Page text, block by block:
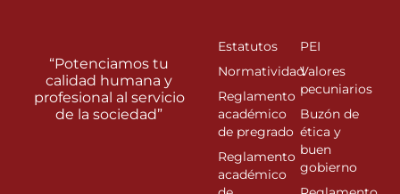
“Potenciamos tu
calidad humana y
profesional al servicio
de la sociedad”
Estatutos
Normatividad
Reglamento
académico
de pregrado
Reglamento
académico
PEI
Valores
pecuniarios
Buzón de
ética y
buen
gobierno